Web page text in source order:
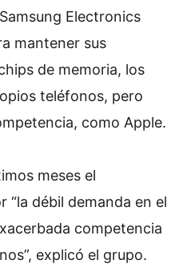
Electronics
mantener sus
de memoria, los
teléfonos, pero
como Apple.
meses el
“la débil demanda en el
competencia
explicó el grupo.